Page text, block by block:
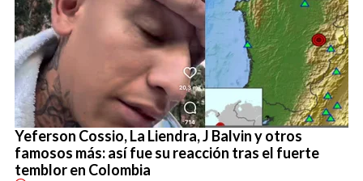
Yeferson Cossio, La Liendra, J Balvin y otros
famosos más: así fue su reacción tras el fuerte
temblor en Colombia